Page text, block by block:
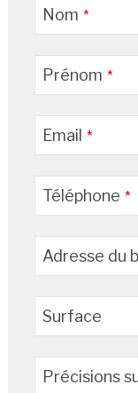
Nom *
Prénom *
Email *
Téléphone *
Adresse du
Surface
Précisions